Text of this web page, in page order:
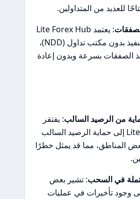
للعديد من المتداولين.
: يعتمد Lite Forex Hub
على تقنيات تنفيذ بدون مكتب تداول (NDD)،
الصفقات بسرعة وبدون إعادة
من الرصيد السالب: يفتقر
Lite Forex Hub إلى حماية الرصيد السالب
المناطق، مما قد يمثل خطرًا
في السحب: تشير بعض
وجود تأخيرات في عمليات